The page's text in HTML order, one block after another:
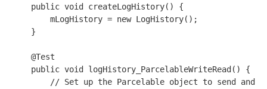
public void createLogHistory() {
mLogHistory = new LogHistory();
}
@Test
public void logHistory_ParcelableWriteRead() {
// Set up the Parcelable object to send and